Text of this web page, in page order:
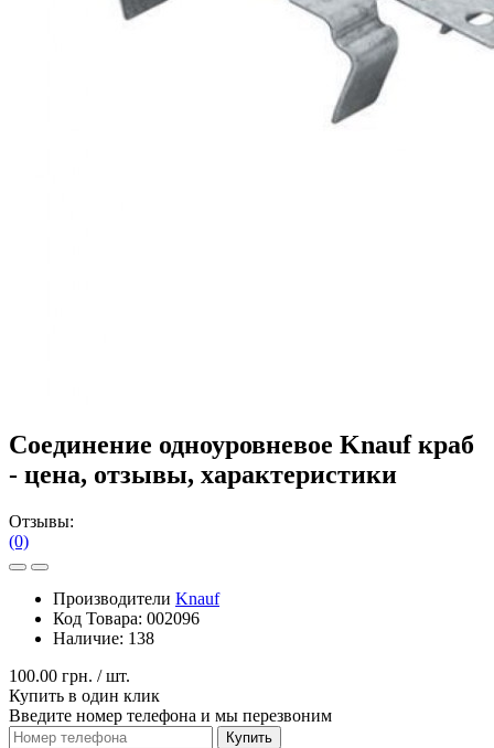
Соединение одноуровневое Knauf краб
- цена, отзывы, характеристики
Отзывы:
(0)
Производители Knauf
Код Товара: 002096
Наличие: 138
100.00 грн. / шт.
Купить в один клик
Введите номер телефона и мы перезвоним
Купить